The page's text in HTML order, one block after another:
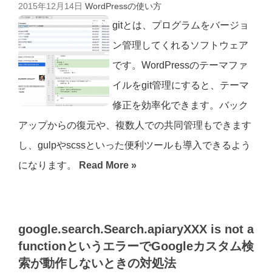
2015年12月14日 WordPressの使い方
gitとは、プログラムをバージョ
ン管理してくれるソフトウェア
です。WordPressのテーマファ
イルをgit管理にすると、テーマ
修正を効率化できます。バック
アップからの復元や、複数人での共同管理もできます
し、gulpやscssといった便利ツールも導入できるよう
になります。
Read More »
google.search.Search.apiaryXXX is not a
functionというエラーでGoogleカスタム検
索が動作しないときの対処法